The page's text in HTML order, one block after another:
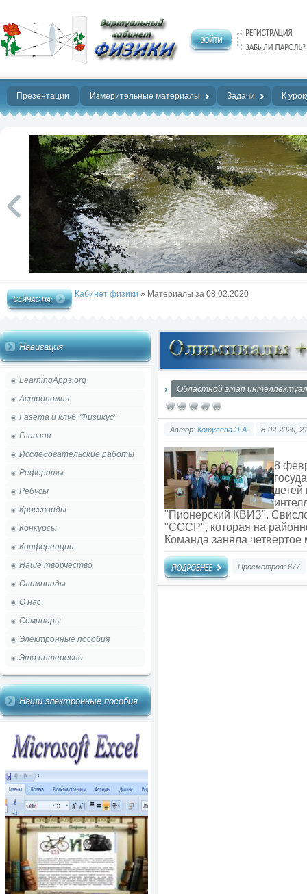
Нет предела
совершенству!
Презентации Измерительные материалы Задачи К
Кабинет физики » Материалы за 08.02.2020
Навигация
LearningApps.org
Астрономия
Газета и клуб "Физикус"
Главная
Исследовательские работы
Рефераты
Ребусы
Кроссворды
Конкурсы
Конференции
Наше творчество
Олимпиады
О нас
Семинары
Электронные пособия
Это интересно
Наши электронные пособия
Областной этап
Автор: Котусева Э.А. 8-02-2020,
8
"Пионерский КВИЗ".
"СССР", которая на
Команда заняла четвертое
Просмотров: 677